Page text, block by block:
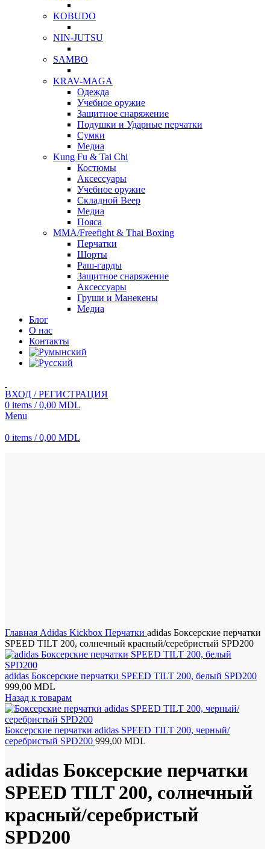
KOBUDO
NIN-JUTSU
SAMBO
KRAV-MAGA
Одежда
Учебное оружие
Защитное снаряжение
Подушки и Ударные перчатки
Сумки
Медиа
Kung Fu & Tai Chi
Костюмы
Аксессуары
Учебное оружие
Складной Веер
Медиа
Пояса
MMA/Freefight & Thai Boxing
Перчатки
Шорты
Раш-гарды
Защитное снаряжение
Аксессуары
Груши и Манекены
Медиа
Блог
О нас
Контакты
ВХОД / РЕГИСТРАЦИЯ
0 items / 0,00 MDL
Menu
0 items / 0,00 MDL
Главная Adidas Kickbox Перчатки adidas Боксерские перчатки
SPEED TILT 200, солнечный красный/серебристый SPD200
adidas Боксерские перчатки SPEED TILT 200, белый SPD200
999,00 MDL
Назад к товарам
Боксерские перчатки adidas SPEED TILT 200, черный/
серебристый SPD200 999,00 MDL
adidas Боксерские перчатки
SPEED TILT 200, солнечный
красный/серебристый
SPD200